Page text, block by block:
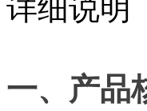
详细说明
一、产品